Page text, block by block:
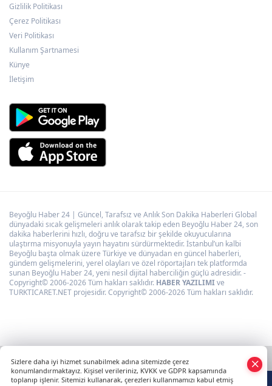
Gizlilik Politikası
Çerez Politikası
Veri Politikası
Kullanım Şartnamesi
Künye
İletişim
Beyoğlu Haber 24 | Güncel, Tarafsız ve Anlık Son Dakika Haberleri Global
dünyadaki sıcak gelişmeleri anlık olarak takip eden Beyoğlu Haber 24, son
dakika haberlerini hızlı, doğru ve tarafsız bir şekilde okuyucularına
ulaştırma misyonuyla yayın hayatını sürdürmektedir. İstanbul’un kalbi
Beyoğlu başta olmak üzere Türkiye ve dünyadan en güncel haberleri,
gündem gelişmelerini, yerel olayları ve özel röportajları tek platformda
sunan Beyoğlu Haber 24, yeni nesil dijital haberciliğin güçlü adresidir. -
Copyright© 2006-2026 Tüm hakları saklıdır. HABER YAZILIMIve
TURKTICARET.NET projesidir. Copyright© 2006-2026 Tüm hakları saklıdır.
Sizlere daha iyi hizmet sunabilmek adına sitemizde çerez
konumlandırmaktayız. Kişisel verileriniz, KVKK ve GDPR kapsamında
toplanıp işlenir. Sitemizi kullanarak, çerezleri kullanmamızı kabul etmiş